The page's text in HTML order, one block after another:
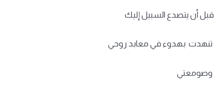
قبل أن يتصدع السبيل إليك
تنهدت بهدوء في معابد روحي
وصومعتي